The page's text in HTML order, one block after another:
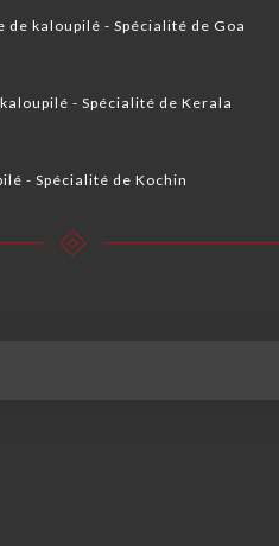
kaloupilé ️- Spécialité de Goa
️- Spécialité de Kerala
️- Spécialité de Kochin